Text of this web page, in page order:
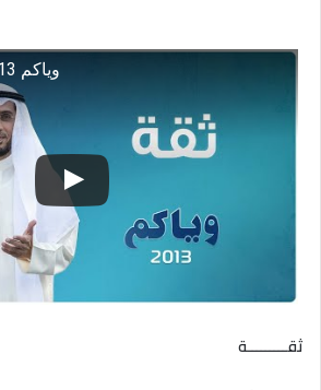
وياكم 2013 - الحلقة 24 - ثقة
ثقـــــــــة